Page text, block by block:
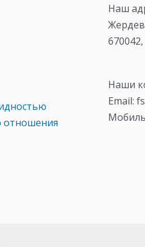
отношения
Наш
Наши
Email: